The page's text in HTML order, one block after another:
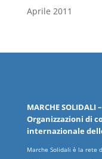
Aprile 2011
MARCHESOLIDALI
Organizzazioni di
internazionale
Marche Solidali è la rete